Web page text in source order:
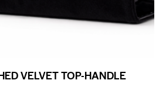
VELVET TOP-HANDLE